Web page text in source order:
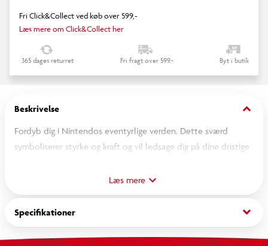
Fri Click&Collect ved køb over 599,-
Læs mere om Click&Collect her
365 dages returret Fri fragt over 599,- Byt i butik
Beskrivelse keyboard_arrow_down
Fordyb dig i Nintendos eventyrlige verden. Dette sværd
symboliserer styrke og kraft og vil ledsage dig på dine dristige
eventyrverden på et øjeblik, og genskab yndlingsscener eller
find på dine egne spændende historier. Sværdet er lavet af
plast.
Fra 4 år.
Læs mere
Specifikationer keyboard_arrow_down